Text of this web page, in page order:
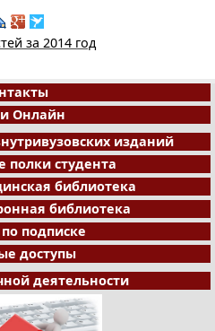
за 2014 год
Онлайн
изданий
полки студента
библиотека
библиотека
подписке
доступы
деятельности